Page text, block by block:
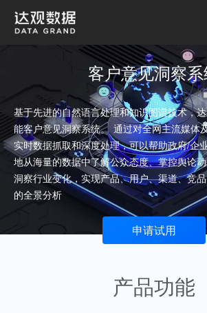
客户意见洞察
基于先进的自然语言处理和知识图谱技术，
能客户意见洞察系统。 通过对全网主流媒体
实时数据抓取和深度处理，可以帮助政府/企
地从海量的数据中了解公众态度、掌控舆论
洞察行业变化，实现产品、用户、渠道、竞
的全景分析
申请试用
产品功能